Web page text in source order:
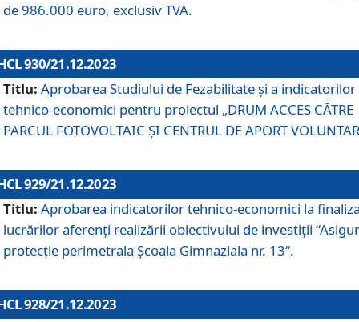
de 986.000 euro, exclusiv TVA.
930/21.12.2023
Titlu: Aprobarea Studiului de Fezabilitate și a indicatorilor
tehnico-economici pentru proiectul „DRUM ACCES CĂTRE
PARCUL FOTOVOLTAIC ȘI CENTRUL DE APORT
929/21.12.2023
Titlu: Aprobarea indicatorilor tehnico-economici la
lucrărilor aferenți realizării obiectivului de investiții
protecție perimetrala Școala Gimnaziala nr. 13“.
928/21.12.2023